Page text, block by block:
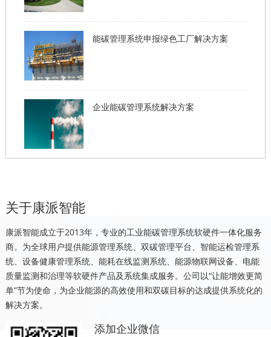
能碳管理系统申报绿色工厂解决方案
企业能碳管理系统解决方案
关于康派智能
康派智能成立于2013年，专业的工业能碳管理系统软硬件一体化服务
商。为全球用户提供能源管理系统、双碳管理平台、智能运检管理系
统、设备健康管理系统、能耗在线监测系统、能源物联网设备、电能
质量监测和治理等软硬件产品及系统集成服务。公司以“让能增效更简
单”节为使命，为企业能源的高效使用和双碳目标的达成提供系统化的
解决方案。
添加企业微信